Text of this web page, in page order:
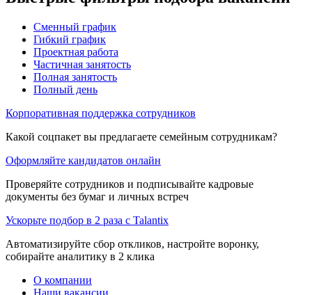
Сменный график
Гибкий график
Проектная работа
Частичная занятость
Полная занятость
Полный день
Корпоративная поддержка сотрудников
Какой соцпакет вы предлагаете семейным сотрудникам?
Оформляйте кандидатов онлайн
Проверяйте сотрудников и подписывайте кадровые
документы без бумаг и личных встреч
Ускорьте подбор в 2 раза с Talantix
Автоматизируйте сбор откликов, настройте воронку,
собирайте аналитику в 2 клика
О компании
Наши вакансии